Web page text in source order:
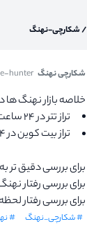
/شکارچی-نهنگ
شکارچی نهنگ hunter
خلاصه بازار نهنگ ها در ۲۴ ساعت
تراز تتر در ۲۴ ساعت گذشته ۰
تراز بیت کوین در ۲۴ ساعت گذشته ۰
برای بررسی دقیق تر
برای بررسی رفتار
برای بررسی رفتار
# شکارچی_نهنگ #